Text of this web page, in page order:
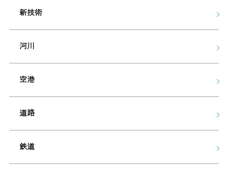
新技術
河川
空港
道路
鉄道